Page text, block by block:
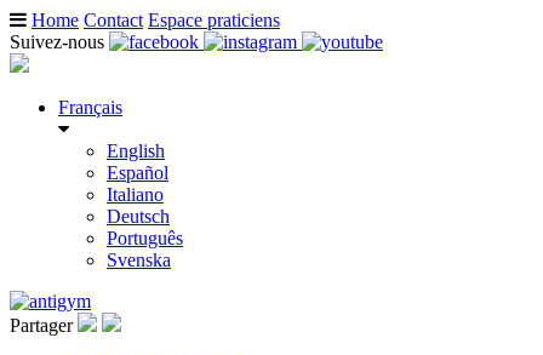
Home Contact Espace praticiens
Suivez-nous
Français
English
Español
Italiano
Deutsch
Português
Svenska
Partager